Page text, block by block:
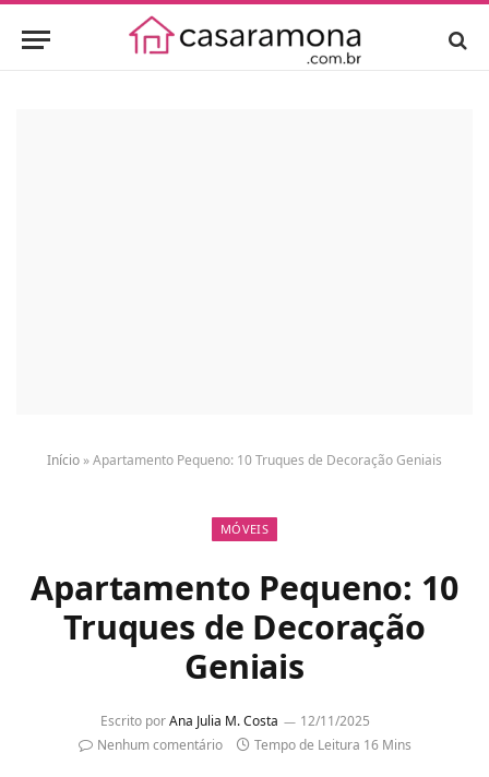
Início »Apartamento Pequeno: 10 Truques de Decoração Geniais
MÓVEIS
Apartamento Pequeno: 10
Truques de Decoração
Geniais
Escrito por Ana Julia M. Costa
12/11/2025
Nenhum comentário
Tempo de Leitura 16 Mins